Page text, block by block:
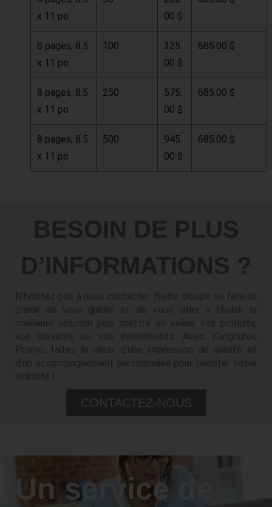
x 11 po
00 $
8 pages, 8.5
x 11 po
100
325.
00 $
685.00 $
8 pages, 8.5
x 11 po
250
575.
00 $
685.00 $
8 pages, 8.5
x 11 po
500
945.
00 $
685.00 $
CONTACTEZ-NOUS
Un service de